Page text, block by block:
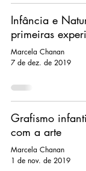
Infância e
primeiras
Marcela Chanan
7 de dez. de 2019
Grafismo
com a arte
Marcela Chanan
1 de nov. de 2019